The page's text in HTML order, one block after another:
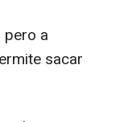
a
sacar